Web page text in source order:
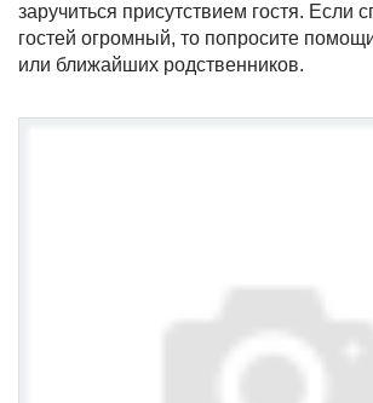
заручиться присутствием гостя. Если
гостей огромный, то попросите
или ближайших родственников.